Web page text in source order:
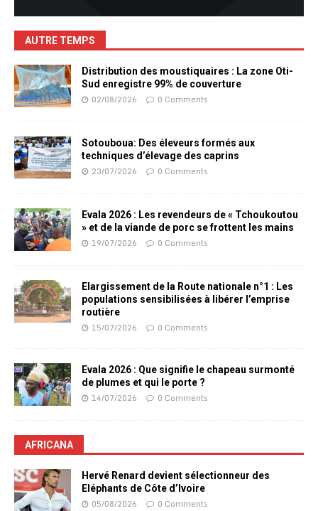
AUTRE TEMPS
Distribution des moustiquaires : La zone Oti-
Sud enregistre 99% de couverture
02/08/2026 0 Comments
Sotouboua: Des éleveurs formés aux
techniques d’élevage des caprins
23/07/2026 0 Comments
Evala 2026 : Les revendeurs de « Tchoukoutou
» et de la viande de porc se frottent les mains
19/07/2026 0 Comments
Elargissement de la Route nationale n°1 : Les
populations sensibilisées à libérer l’emprise
routière
15/07/2026 0 Comments
Evala 2026 : Que signifie le chapeau surmonté
de plumes et qui le porte ?
14/07/2026 0 Comments
AFRICANA
Hervé Renard devient sélectionneur des
Eléphants de Côte d’Ivoire
05/08/2026 0 Comments